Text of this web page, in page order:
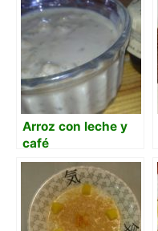
Arroz con leche y
café